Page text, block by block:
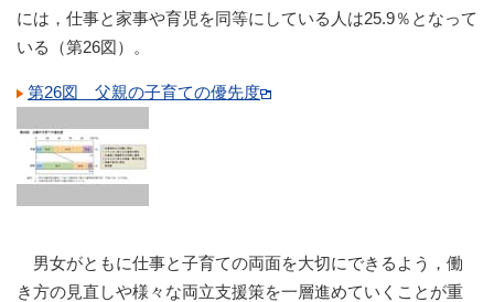
には，仕事と家事や育児を同等にしている人は25.9％となって
いる（第26図）。
第26図 父親の子育ての優先度
男女がともに仕事と子育ての両面を大切にできるよう，働
き方の見直しや様々な両立支援策を一層進めていくことが重